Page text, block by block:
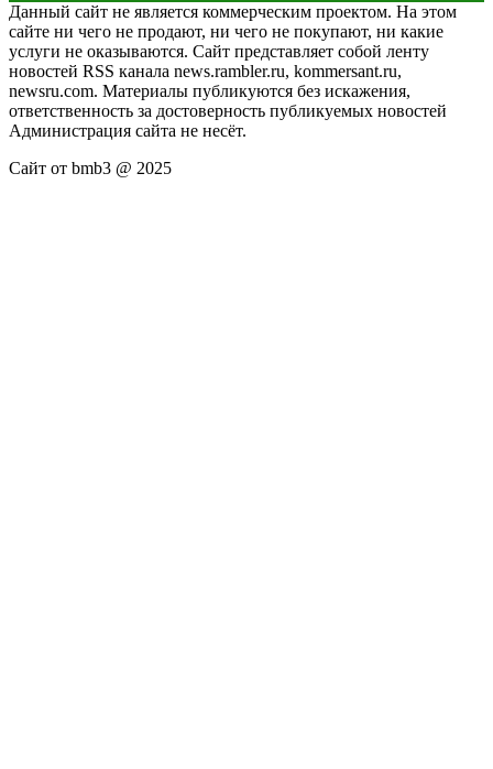
Данный сайт не является коммерческим проектом. На этом
сайте ни чего не продают, ни чего не покупают, ни какие
услуги не оказываются. Сайт представляет собой ленту
новостей RSS канала news.rambler.ru, kommersant.ru,
newsru.com. Материалы публикуются без искажения,
ответственность за достоверность публикуемых новостей
Администрация сайта не несёт.
Сайт от bmb3 @ 2025